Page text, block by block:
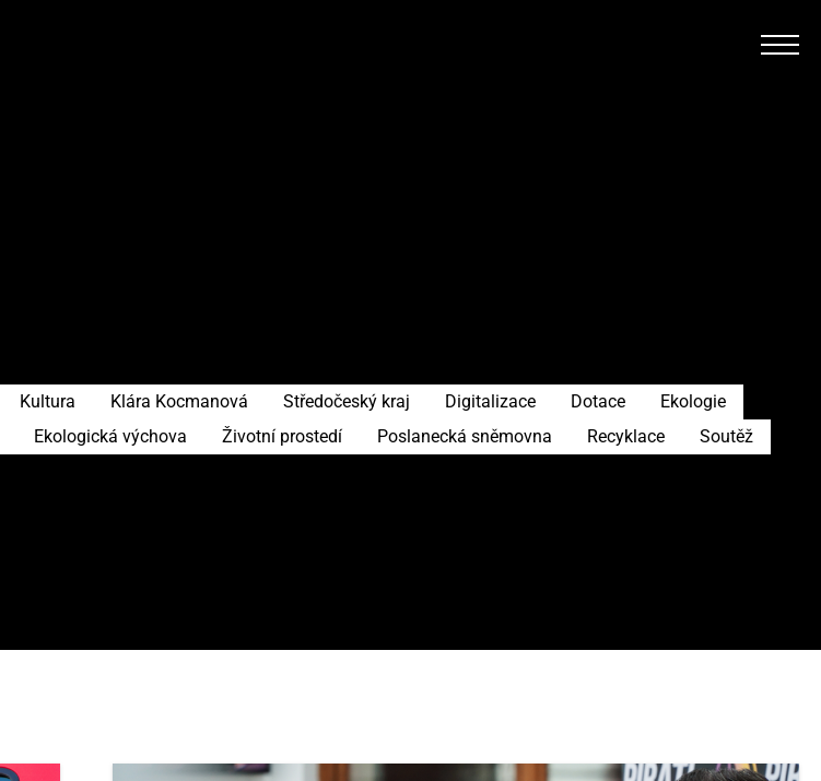
Kultura Klára Kocmanová Středočeský kraj Digitalizace Dotace
Ekologie
Ekologická výchova Životní prostedí Poslanecká sněmovna Recyklace
Soutěž